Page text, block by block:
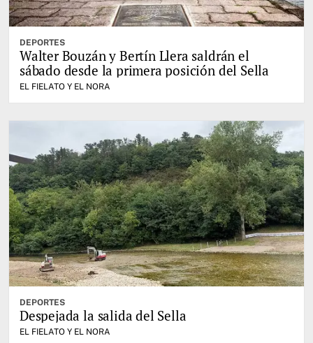
DEPORTES
Walter Bouzán y Bertín Llera saldrán el
sábado desde la primera posición del Sella
EL FIELATO Y EL NORA
DEPORTES
Despejada la salida del Sella
EL FIELATO Y EL NORA